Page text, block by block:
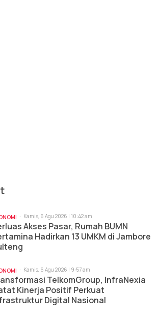
Kamis, 6 Agu 2026 | 10:42 am
Akses Pasar, Rumah BUMN
Hadirkan 13 UMKM di Jambore
Kamis, 6 Agu 2026 | 9:57 am
TelkomGroup, InfraNexia
Kinerja Positif Perkuat
Digital Nasional